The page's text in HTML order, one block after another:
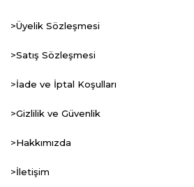
>Üyelik Sözleşmesi
>Satış Sözleşmesi
>İade ve İptal Koşulları
>Gizlilik ve Güvenlik
>Hakkımızda
>İletişim